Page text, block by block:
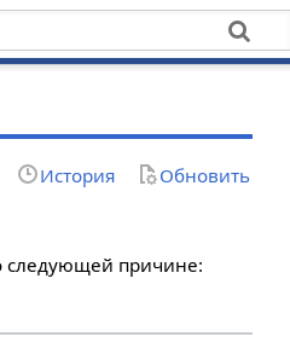
История Обновить
следующей причине: